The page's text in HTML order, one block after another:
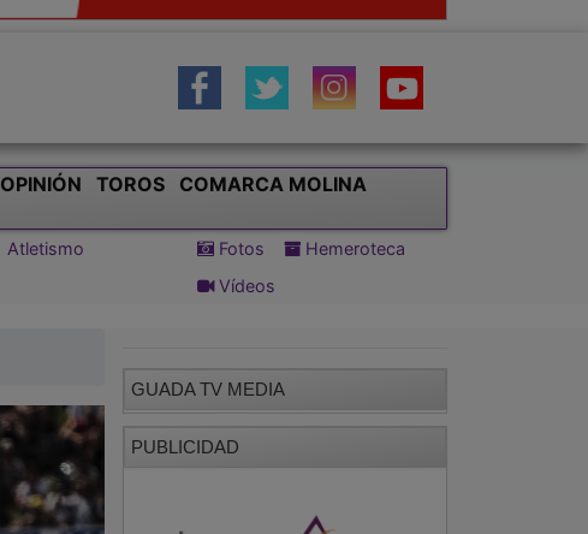
OPINIÓN TOROS
COMARCA MOLINA
Atletismo
Fotos
Hemeroteca
Vídeos
GUADA TV MEDIA
PUBLICIDAD